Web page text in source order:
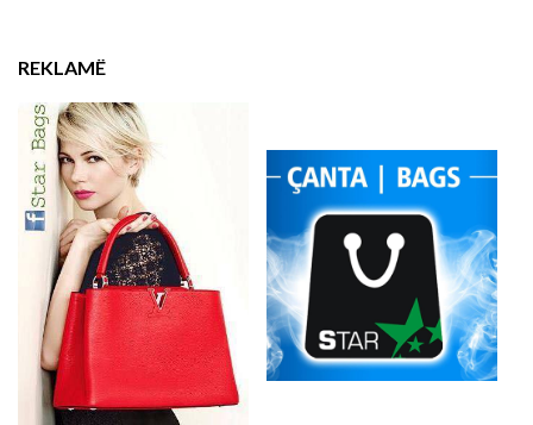
REKLAMË